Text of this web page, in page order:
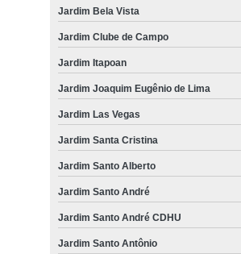
Jardim Bela Vista
Jardim Clube de Campo
Jardim Itapoan
Jardim Joaquim Eugênio de Lima
Jardim Las Vegas
Jardim Santa Cristina
Jardim Santo Alberto
Jardim Santo André
Jardim Santo André CDHU
Jardim Santo Antônio